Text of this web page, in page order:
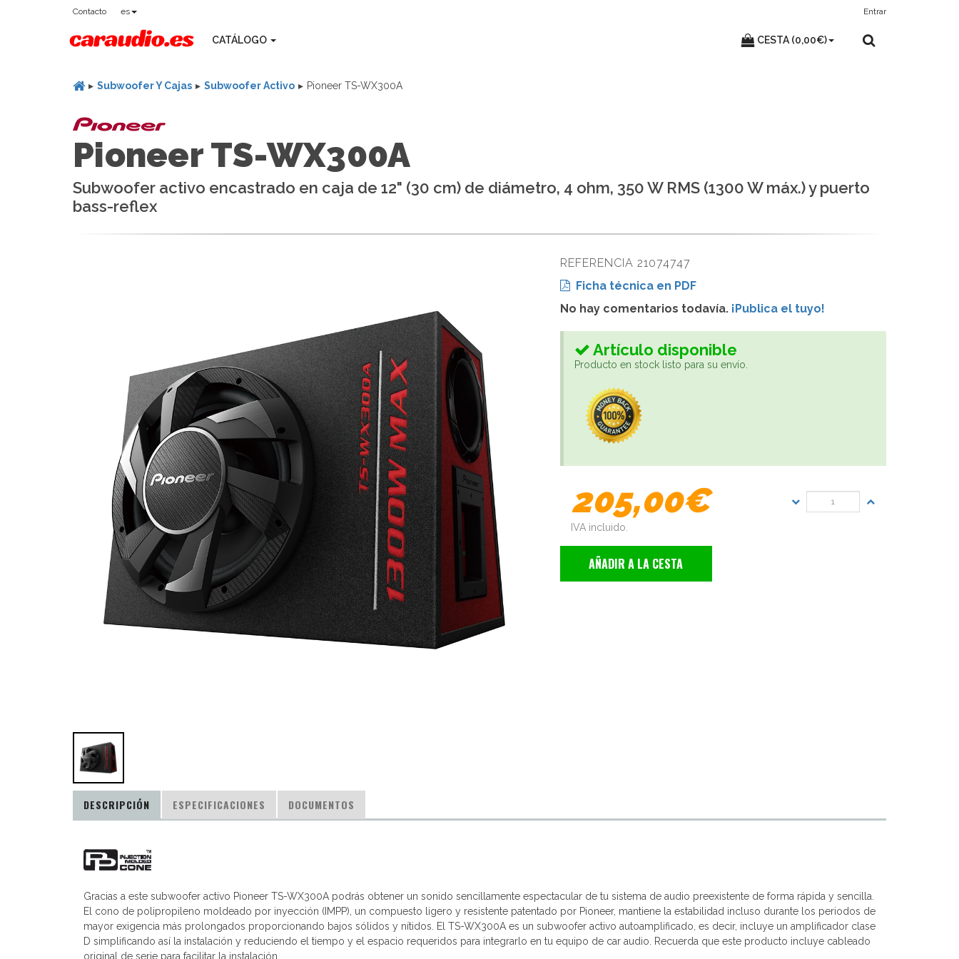
Contacto es Entrar
CATÁLOGO CESTA (0,00€)
Subwoofer Y Cajas Subwoofer Activo Pioneer TS-WX300A
Pioneer TS-WX300A
Subwoofer activo encastrado en caja de 12" (30 cm) de diámetro, 4 ohm, 350 W RMS (1300 W máx.) y puerto
bass-reflex
REFERENCIA 21074747
Ficha técnica en PDF
No hay comentarios todavía. ¡Publica el tuyo!
Artículo disponible
Producto en stock listo para su envío.
205,00€
IVA incluido.
AÑADIR A LA CESTA
DESCRIPCIÓN ESPECIFICACIONES DOCUMENTOS
Gracias a este subwoofer activo Pioneer TS-WX300A podrás obtener un sonido sencillamente espectacular de tu sistema de audio preexistente de forma rápida y sencilla.
El cono de polipropileno moldeado por inyección (IMPP), un compuesto ligero y resistente patentado por Pioneer, mantiene la estabilidad incluso durante los periodos de
mayor exigencia más prolongados proporcionando bajos sólidos y nítidos. El TS-WX300A es un subwoofer activo autoamplificado, es decir, incluye un amplificador clase
D simplificando así la instalación y reduciendo el tiempo y el espacio requeridos para integrarlo en tu equipo de car audio. Recuerda que este producto incluye cableado
original de serie para facilitar la instalación.